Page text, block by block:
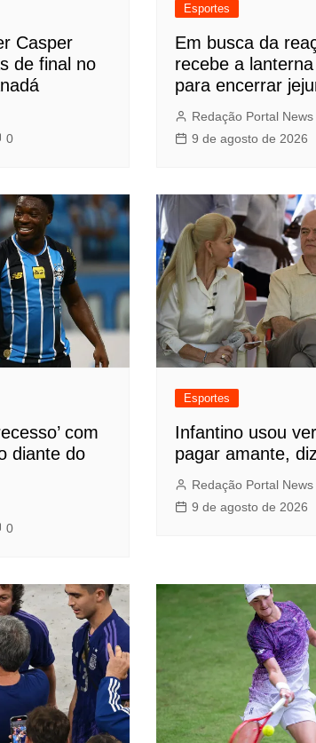
Casper
de final no
0
Esportes
Em busca da
recebe a
para encerrar
Redação Portal News
9 de agosto de 2026
com
diante do
0
Esportes
Infantino usou
pagar amante,
Redação Portal News
9 de agosto de 2026